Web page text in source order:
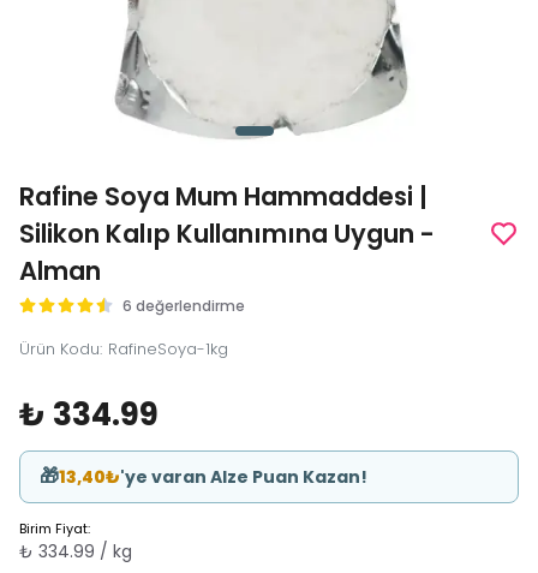
Rafine Soya Mum Hammaddesi |
Silikon Kalıp Kullanımına Uygun -
Alman
6 değerlendirme
Ürün Kodu: RafineSoya-1kg
₺ 334.99
🎁13,40₺'ye varan Alze Puan Kazan!
Birim Fiyat:
₺ 334.99 / kg